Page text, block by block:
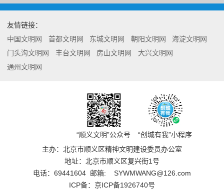
友情链接：
中国文明网
首都文明网 东城文明网 朝阳文明网
海淀文明网
门头沟文明网
丰台文明网 房山文明网
大兴文明网
通州文明网
“顺义文明”公众号
“创城有我”小程序
主办：北京市顺义区精神文明建设委员办公室
地址：北京市顺义区复兴街1号
电话： 69441604 邮箱:
SYWMWANG@126.com
ICP备：京ICP备1926740号